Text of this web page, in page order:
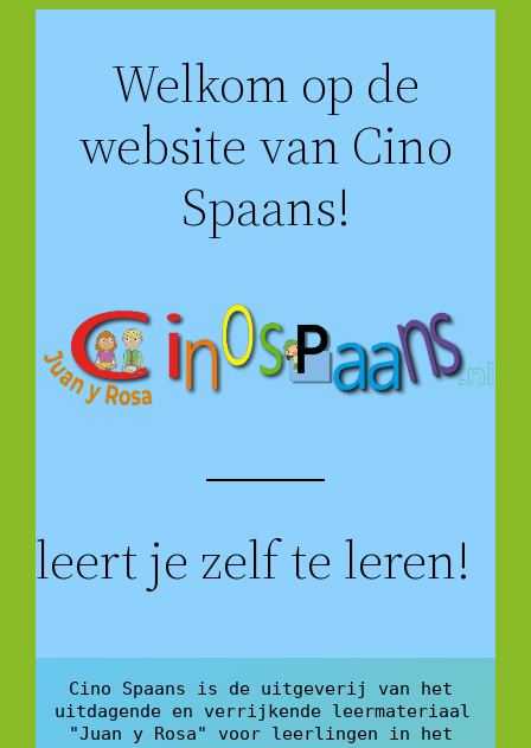
Welkom op de
website van Cino
Spaans!
leert je zelf te leren!
Cino Spaans is de uitgeverij van het
uitdagende en verrijkende leermateriaal
"Juan y Rosa" voor leerlingen in het